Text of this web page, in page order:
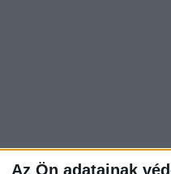
Az Ön adatainak